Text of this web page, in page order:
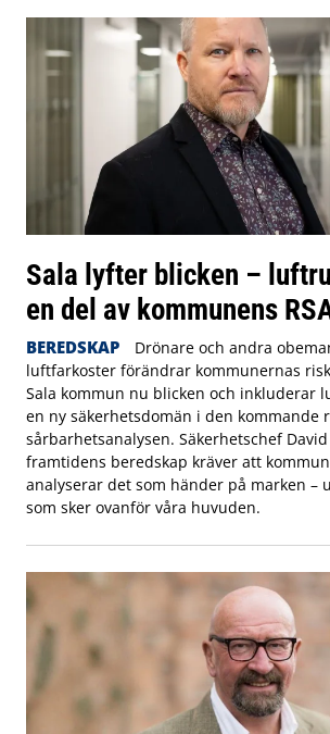
Sala lyfter blicken –
en del av kommunens
BEREDSKAP
Drönare och andra
luftfarkoster förändrar kommunernas
Sala kommun nu blicken och inkluderar
en ny säkerhetsdomän i den kommande
sårbarhetsanalysen. Säkerhetschef
framtidens beredskap kräver att
analyserar det som händer på marken –
som sker ovanför våra huvuden.